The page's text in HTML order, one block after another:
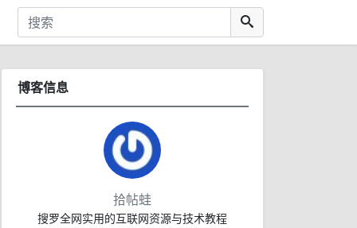
博客信息
拾帖蛙
搜罗全网实用的互联网资源与技术教程